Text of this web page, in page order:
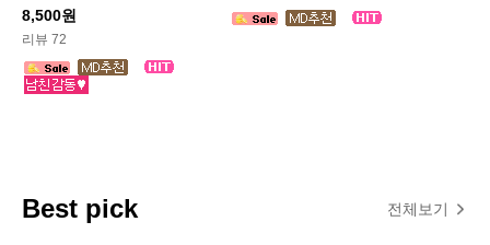
8,500원
리뷰 72
Best pick 전체보기